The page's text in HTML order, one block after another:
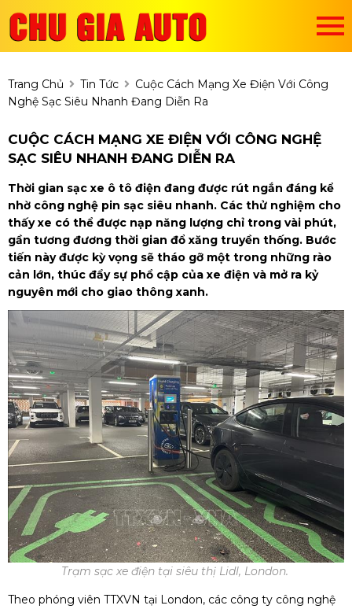
Trang Chủ Tin Tức
Cuộc Cách Mạng Xe Điện Với Công
Nghệ Sạc Siêu Nhanh Đang Diễn Ra
CUỘC CÁCH MẠNG XE ĐIỆN VỚI CÔNG NGHỆ
SẠC SIÊU NHANH ĐANG DIỄN RA
Thời gian sạc xe ô tô điện đang được rút ngắn đáng kể
nhờ công nghệ pin sạc siêu nhanh. Các thử nghiệm cho
thấy xe có thể được nạp năng lượng chỉ trong vài phút,
gần tương đương thời gian đổ xăng truyền thống. Bước
tiến này được kỳ vọng sẽ tháo gỡ một trong những rào
cản lớn, thúc đẩy sự phổ cập của xe điện và mở ra kỷ
nguyên mới cho giao thông xanh.
Trạm sạc xe điện tại siêu thị Lidl, London.
Theo phóng viên TTXVN tại London, các công ty công nghệ